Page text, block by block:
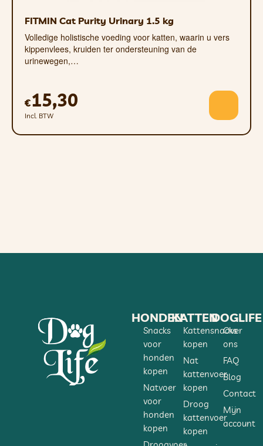
FITMIN Cat Purity Urinary 1.5 kg
Volledige holistische voeding voor katten, waarin u vers
kippenvlees, kruiden ter ondersteuning van de
urinewegen,…
€15,30
Incl. BTW
HONDEN
Snacks
voor
honden
kopen
Natvoer
voor
honden
kopen
KATTEN
Kattensnacks
kopen
Nat
kattenvoer
kopen
Droog
kattenvoer
kopen
DOGLIFE
Over
ons
FAQ
Blog
Contact
Mijn
account